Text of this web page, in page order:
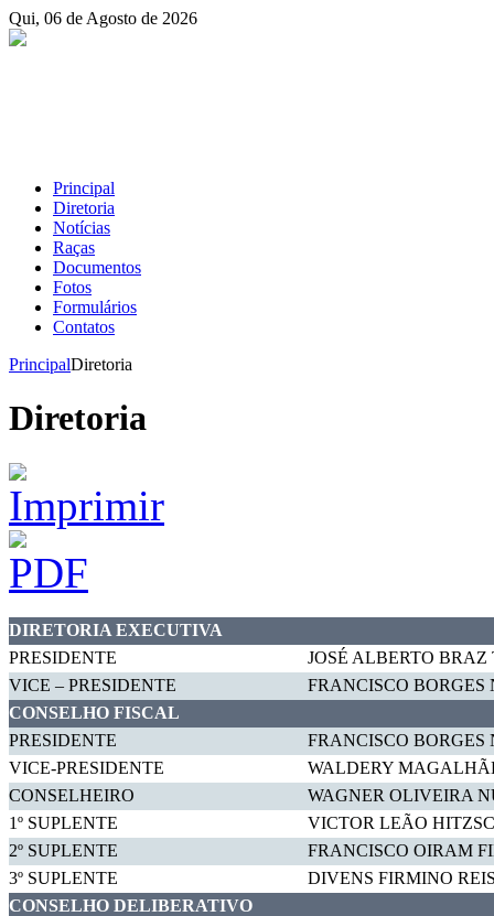
Qui, 06 de Agosto de 2026
Principal
Diretoria
Notícias
Raças
Documentos
Fotos
Formulários
Contatos
PrincipalDiretoria
Diretoria
DIRETORIA EXECUTIVA
PRESIDENTE
JOSÉ ALBERTO BRAZ
VICE – PRESIDENTE
FRANCISCO BORGES
CONSELHO FISCAL
PRESIDENTE
FRANCISCO BORGES
VICE-PRESIDENTE
WALDERY
CONSELHEIRO
WAGNER OLIVEIRA
1º SUPLENTE
VICTOR LEÃO
2º SUPLENTE
FRANCISCO OIRAM
3º SUPLENTE
DIVENS FIRMINO
CONSELHO DELIBERATIVO